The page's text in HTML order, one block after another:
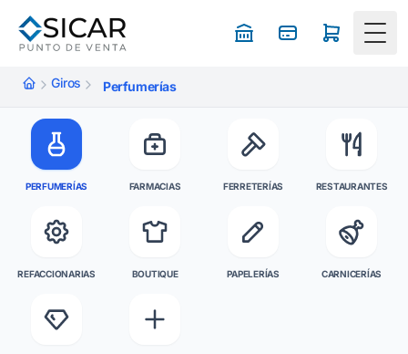
Giros Perfumerías
PERFUMERÍAS FARMACIAS FERRETERÍAS RESTAURANTES
REFACCIONARIAS BOUTIQUE PAPELERÍAS CARNICERÍAS